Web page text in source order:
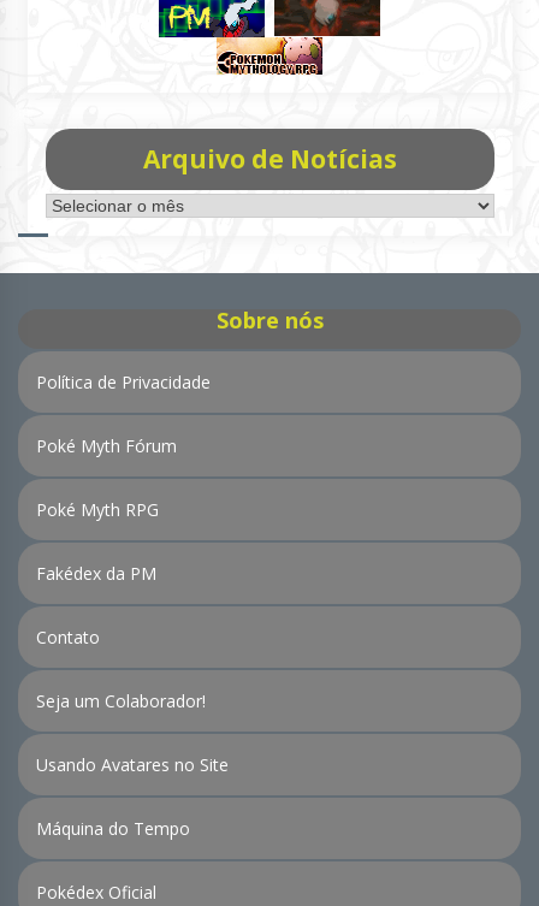
Arquivo de Notícias
Arquivo
de
Sobre nós
Política de Privacidade
Poké Myth Fórum
Poké Myth RPG
Fakédex da PM
Contato
Seja um Colaborador!
Usando Avatares no Site
Máquina do Tempo
Pokédex Oficial